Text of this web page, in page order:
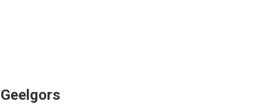
Geelgors